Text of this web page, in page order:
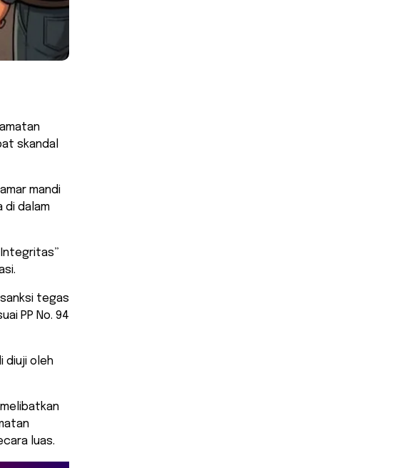
skandal
mandi
di dalam
Integritas”
sanksi tegas
PP No. 94
diuji oleh
luas.